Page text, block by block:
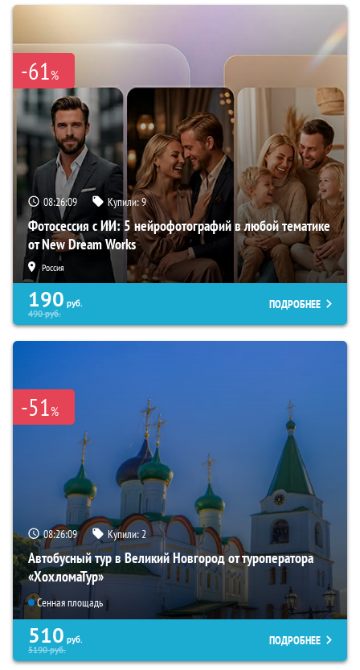
-61%
08:26:07 Купили:9
Фотосессия с ИИ: 5 нейрофотографий в любой тематике
от New Dream Works
Россия
190 руб.
490руб.
ПОДРОБНЕЕ
-51%
08:26:07 Купили:2
Автобусный тур в Великий Новгород от туроператора
«ХохломаТур»
Сенная площадь
510 руб.
5190руб.
ПОДРОБНЕЕ